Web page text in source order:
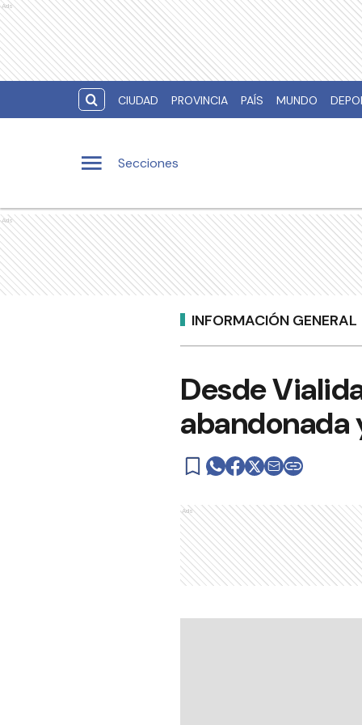
Ads
CIUDAD PROVINCIA PAÍS MUNDO
Secciones
Ads
INFORMACIÓN GENERAL
Desde
Ads